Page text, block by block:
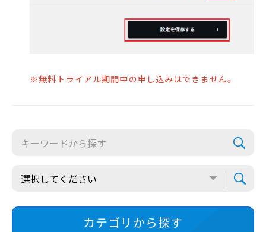
※無料トライアル期間中の申し込みはできません。
カテゴリから探す